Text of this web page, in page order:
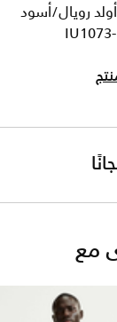
رويال/أسود
مع